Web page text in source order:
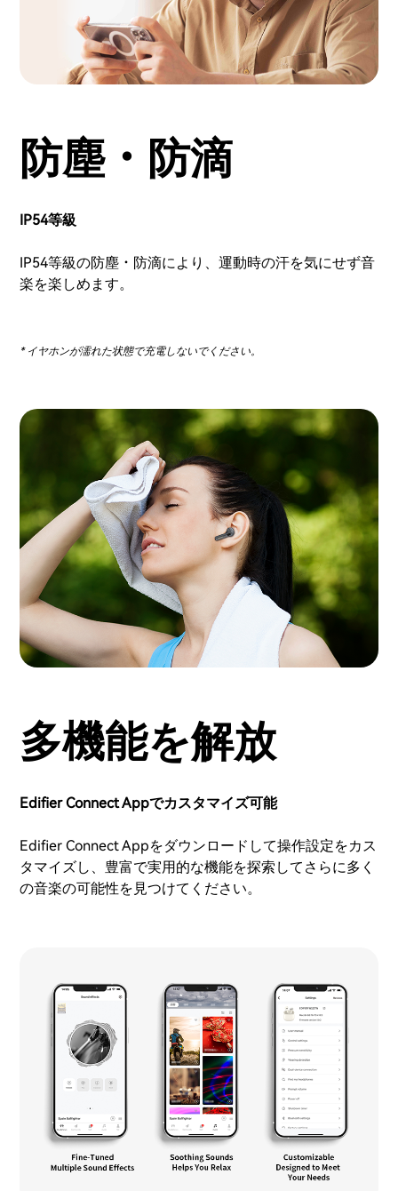
防塵・防滴
IP54等級
IP54等級の防塵・防滴により、運動時の汗を気にせず音
楽を楽しめます。
* イヤホンが濡れた状態で充電しないでください。
多機能を解放
Edifier Connect Appでカスタマイズ可能
Edifier Connect Appをダウンロードして操作設定をカス
タマイズし、豊富で実用的な機能を探索してさらに多く
の音楽の可能性を見つけてください。